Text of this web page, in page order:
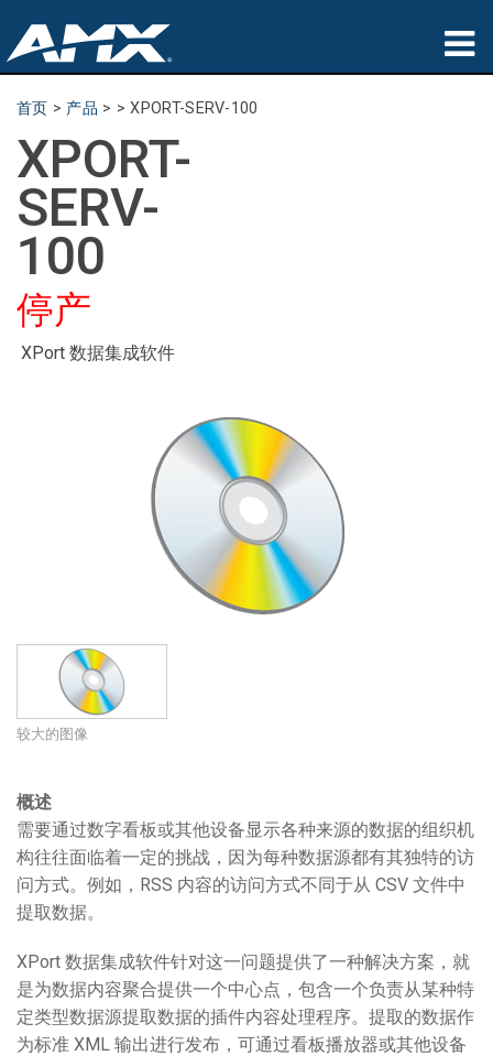
产品
应用领域
Partners
哪里购买
培训
支持
首页 > 产品 > >XPORT-SERV-100
XPORT-
SERV-
100
停产
XPort 数据集成软件
较大的图像
概述
需要通过数字看板或其他设备显示各种来源的数据的组织机
构往往面临着一定的挑战，因为每种数据源都有其独特的访
问方式。例如，RSS 内容的访问方式不同于从 CSV 文件中
提取数据。
XPort 数据集成软件针对这一问题提供了一种解决方案，就
是为数据内容聚合提供一个中心点，包含一个负责从某种特
定类型数据源提取数据的插件内容处理程序。提取的数据作
为标准 XML 输出进行发布，可通过看板播放器或其他设备